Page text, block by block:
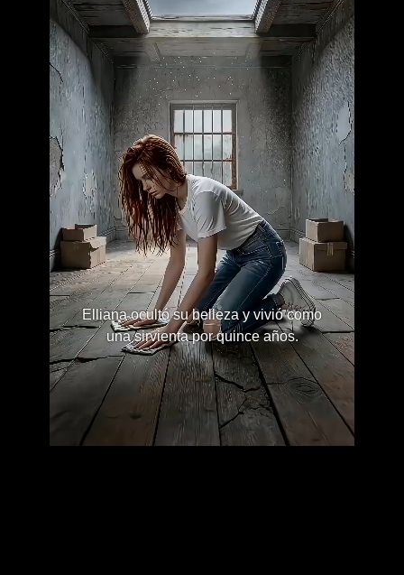
Elliana ocultó su belleza y vivió como
una sirvienta por quince años.